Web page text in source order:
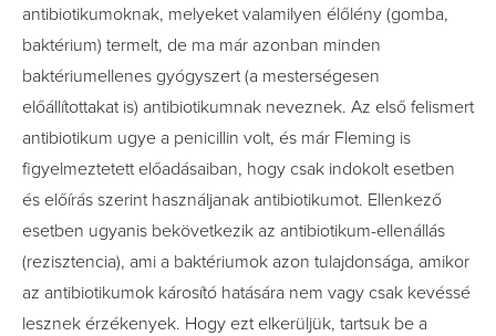
antibiotikumoknak, melyeket valamilyen élőlény (gomba,
baktérium) termelt, de ma már azonban minden
baktériumellenes gyógyszert (a mesterségesen
előállítottakat is) antibiotikumnak neveznek. Az első felismert
antibiotikum ugye a penicillin volt, és már Fleming is
figyelmeztetett előadásaiban, hogy csak indokolt esetben
és előírás szerint használjanak antibiotikumot. Ellenkező
esetben ugyanis bekövetkezik az antibiotikum-ellenállás
(rezisztencia), ami a baktériumok azon tulajdonsága, amikor
az antibiotikumok károsító hatására nem vagy csak kevéssé
lesznek érzékenyek. Hogy ezt elkerüljük, tartsuk be a